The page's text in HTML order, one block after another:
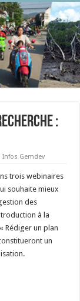
:
Infos Gemdev
trois webinaires
souhaite mieux
des
à la
Rédiger un plan
un